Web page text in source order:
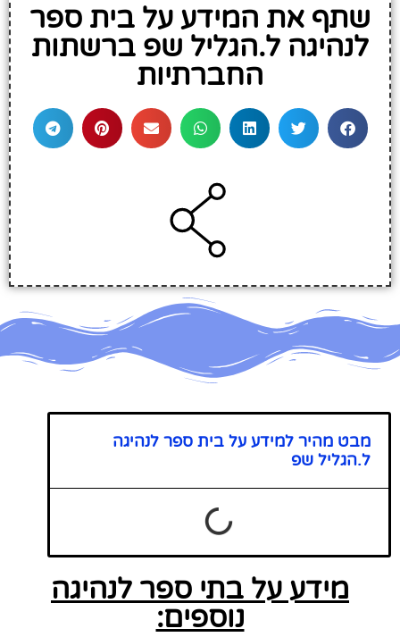
שתף את המידע על בית ספר
לנהיגה ל.הגליל שפ ברשתות
החברתיות
מבט מהיר למידע על בית ספר לנהיגה
ל.הגליל שפ
מידע על בתי ספר לנהיגה
נוספים: